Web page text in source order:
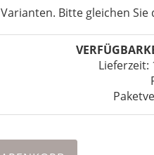
Bitte gleichen Sie
Lieferzeit: